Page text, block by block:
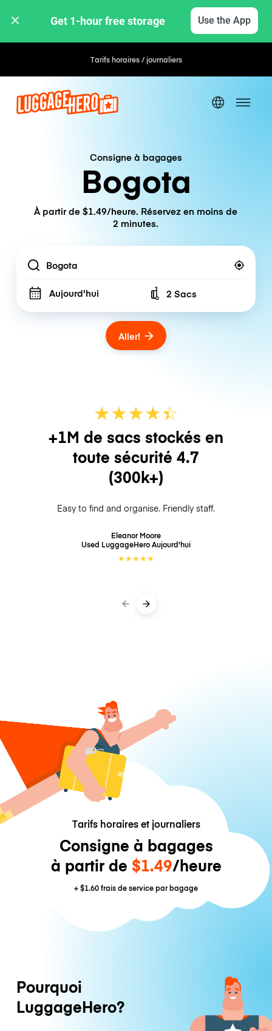
Get 1-hour free storage Use the App
Tarifs horaires / journaliers
Consigne à bagages
Bogota
À partir de $1.49/heure. Réservez en moins de
2 minutes.
Location
Aujourd'hui Number of bags
2 Sacs
Aller!
★★★★☆
★
+1M de sacs stockés en
toute sécurité 4.7
(300k+)
Easy to find and organise. Friendly staff.
Eleanor Moore
Used LuggageHeroAujourd'hui
★★★★★
Tarifs horaires et journaliers
Consigne à bagages
à partir de $1.49/heure
+$1.60frais de service par bagage
Pourquoi
LuggageHero?